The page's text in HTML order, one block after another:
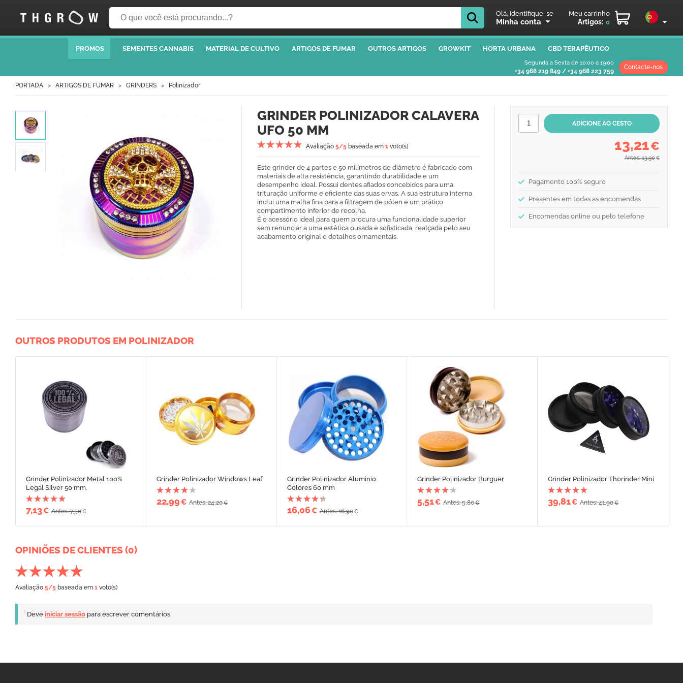
Olá, Identifique-se
Minha conta
Meu carrinho
Artigos: 0
PROMOS SEMENTES CANNABIS MATERIAL DE CULTIVO ARTIGOS DE FUMAR OUTROS ARTIGOS GROWKIT HORTA URBANA CBD TERAPÊUTICO
Segunda a Sexta de 10:00 a 19:00
+34 968 219 849 / +34 968 223 759
Contacte-nos
PORTADA ARTIGOS DE FUMAR GRINDERS Polinizador
GRINDER POLINIZADOR CALAVERA
UFO 50 MM
Avaliação 5/5 baseada em 1 voto(s)
Este grinder de 4 partes e 50 milímetros de diâmetro é fabricado com
materiais de alta resistência, garantindo durabilidade e um
desempenho ideal. Possui dentes afiados concebidos para uma
trituração uniforme e eficiente das suas ervas. A sua estrutura interna
inclui uma malha fina para a filtragem de pólen e um prático
compartimento inferior de recolha.
É o acessório ideal para quem procura uma funcionalidade superior
sem renunciar a uma estética ousada e sofisticada, realçada pelo seu
acabamento original e detalhes ornamentais.
13,21€
Antes: 13,90 €
Pagamento 100% seguro
Presentes em todas as encomendas
Encomendas online ou pelo telefone
OUTROS PRODUTOS EM POLINIZADOR
Grinder Polinizador Metal 100%
Legal Silver 50 mm.
7,13€ Antes: 7,50€
Grinder Polinizador Windows Leaf
22,99€ Antes: 24,20€
Grinder Polinizador Aluminio
Colores 60 mm
16,06€ Antes: 16,90€
Grinder Polinizador Burguer
5,51€ Antes: 5,80€
Grinder Polinizador Thorinder Mini
39,81€ Antes: 41,90€
OPINIÕES DE CLIENTES (0)
Avaliação 5/5 baseada em 1 voto(s)
Deve iniciar sessão para escrever comentários